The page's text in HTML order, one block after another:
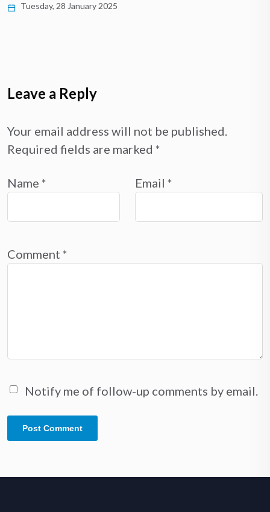
Tuesday, 28 January 2025
Leave a Reply
Your email address will not be published.
Required fields are marked *
Name * Email *
Comment *
Notify me of follow-up comments by email.